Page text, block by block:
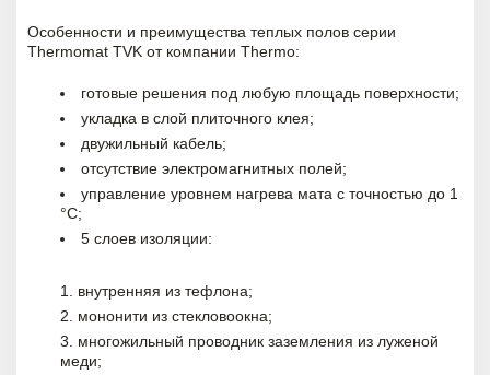
Особенности и преимущества теплых полов серии
Thermomat TVK от компании Thermo:
готовые решения под любую площадь поверхности;
укладка в слой плиточного клея;
двужильный кабель;
отсутствие электромагнитных полей;
управление уровнем нагрева мата с точностью до 1
°С;
5 слоев изоляции:
внутренняя из тефлона;
мононити из стекловоокна;
многожильный проводник заземления из луженой
меди;